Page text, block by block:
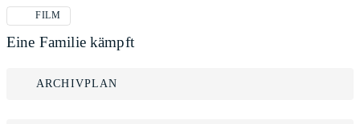
FILM
Eine Familie kämpft
ARCHIVPLAN